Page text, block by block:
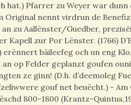
hat.) Pfarrer zu Weyer war
Original nennt virdrun de
zu Aallënster/Guedber,
Kapell zur Por Lënster. (1766)
erënnert bäileefeg och un eng
an op Felder geplanzt goufen ouni
ze ginn! (D.h. d’deemoleg
gouf net beuëcht.) - Am
800-1800 (Krantz-